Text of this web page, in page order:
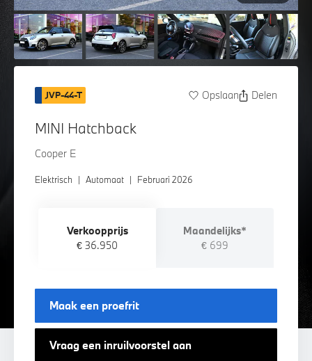
JVP-44-T Opslaan Delen
MINI Hatchback
Cooper E
Elektrisch | Automaat | Februari 2026
Verkoopprijs
€ 36.950
Maandelijks*
€ 699
Maak een proefrit
Vraag een inruilvoorstel aan